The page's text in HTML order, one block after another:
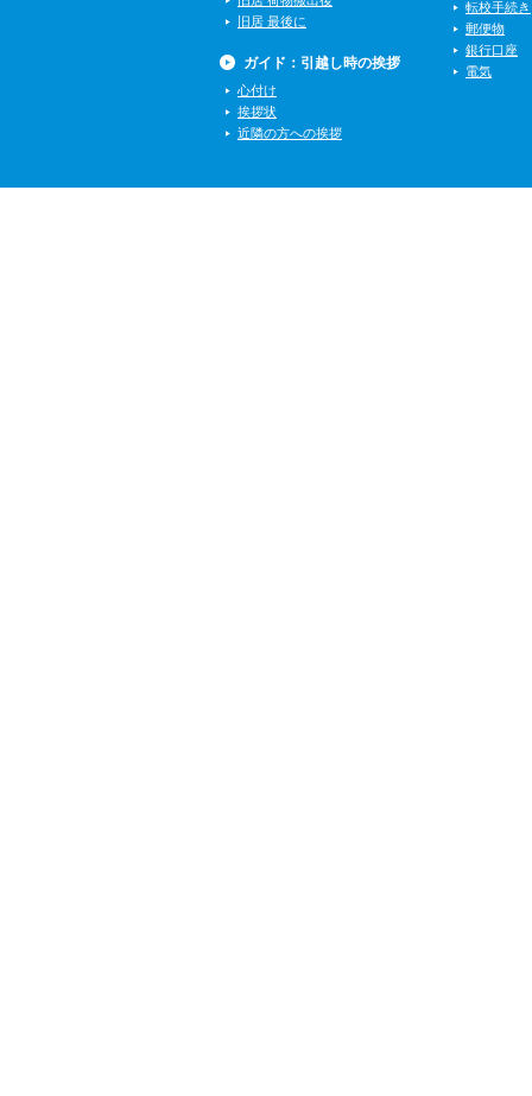
旧居 最後に
ガイド：引越し時の挨拶
心付け
挨拶状
近隣の方への挨拶
転校手続き
郵便物
銀行口座
電気